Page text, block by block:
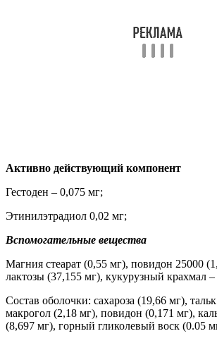
Активно действующий компонент
Гестоден – 0,075 мг;
Этинилэтрадиол 0,02 мг;
Вспомогательные вещества
Магния стеарат (0,55 мг), повидон 25000
лактозы (37,155 мг), кукурузный крахмал –
Состав оболочки: сахароза (19,66 мг),
макрогол (2,18 мг), повидон (0,171 мг),
(8,697 мг), горный гликолевый воск (0.05